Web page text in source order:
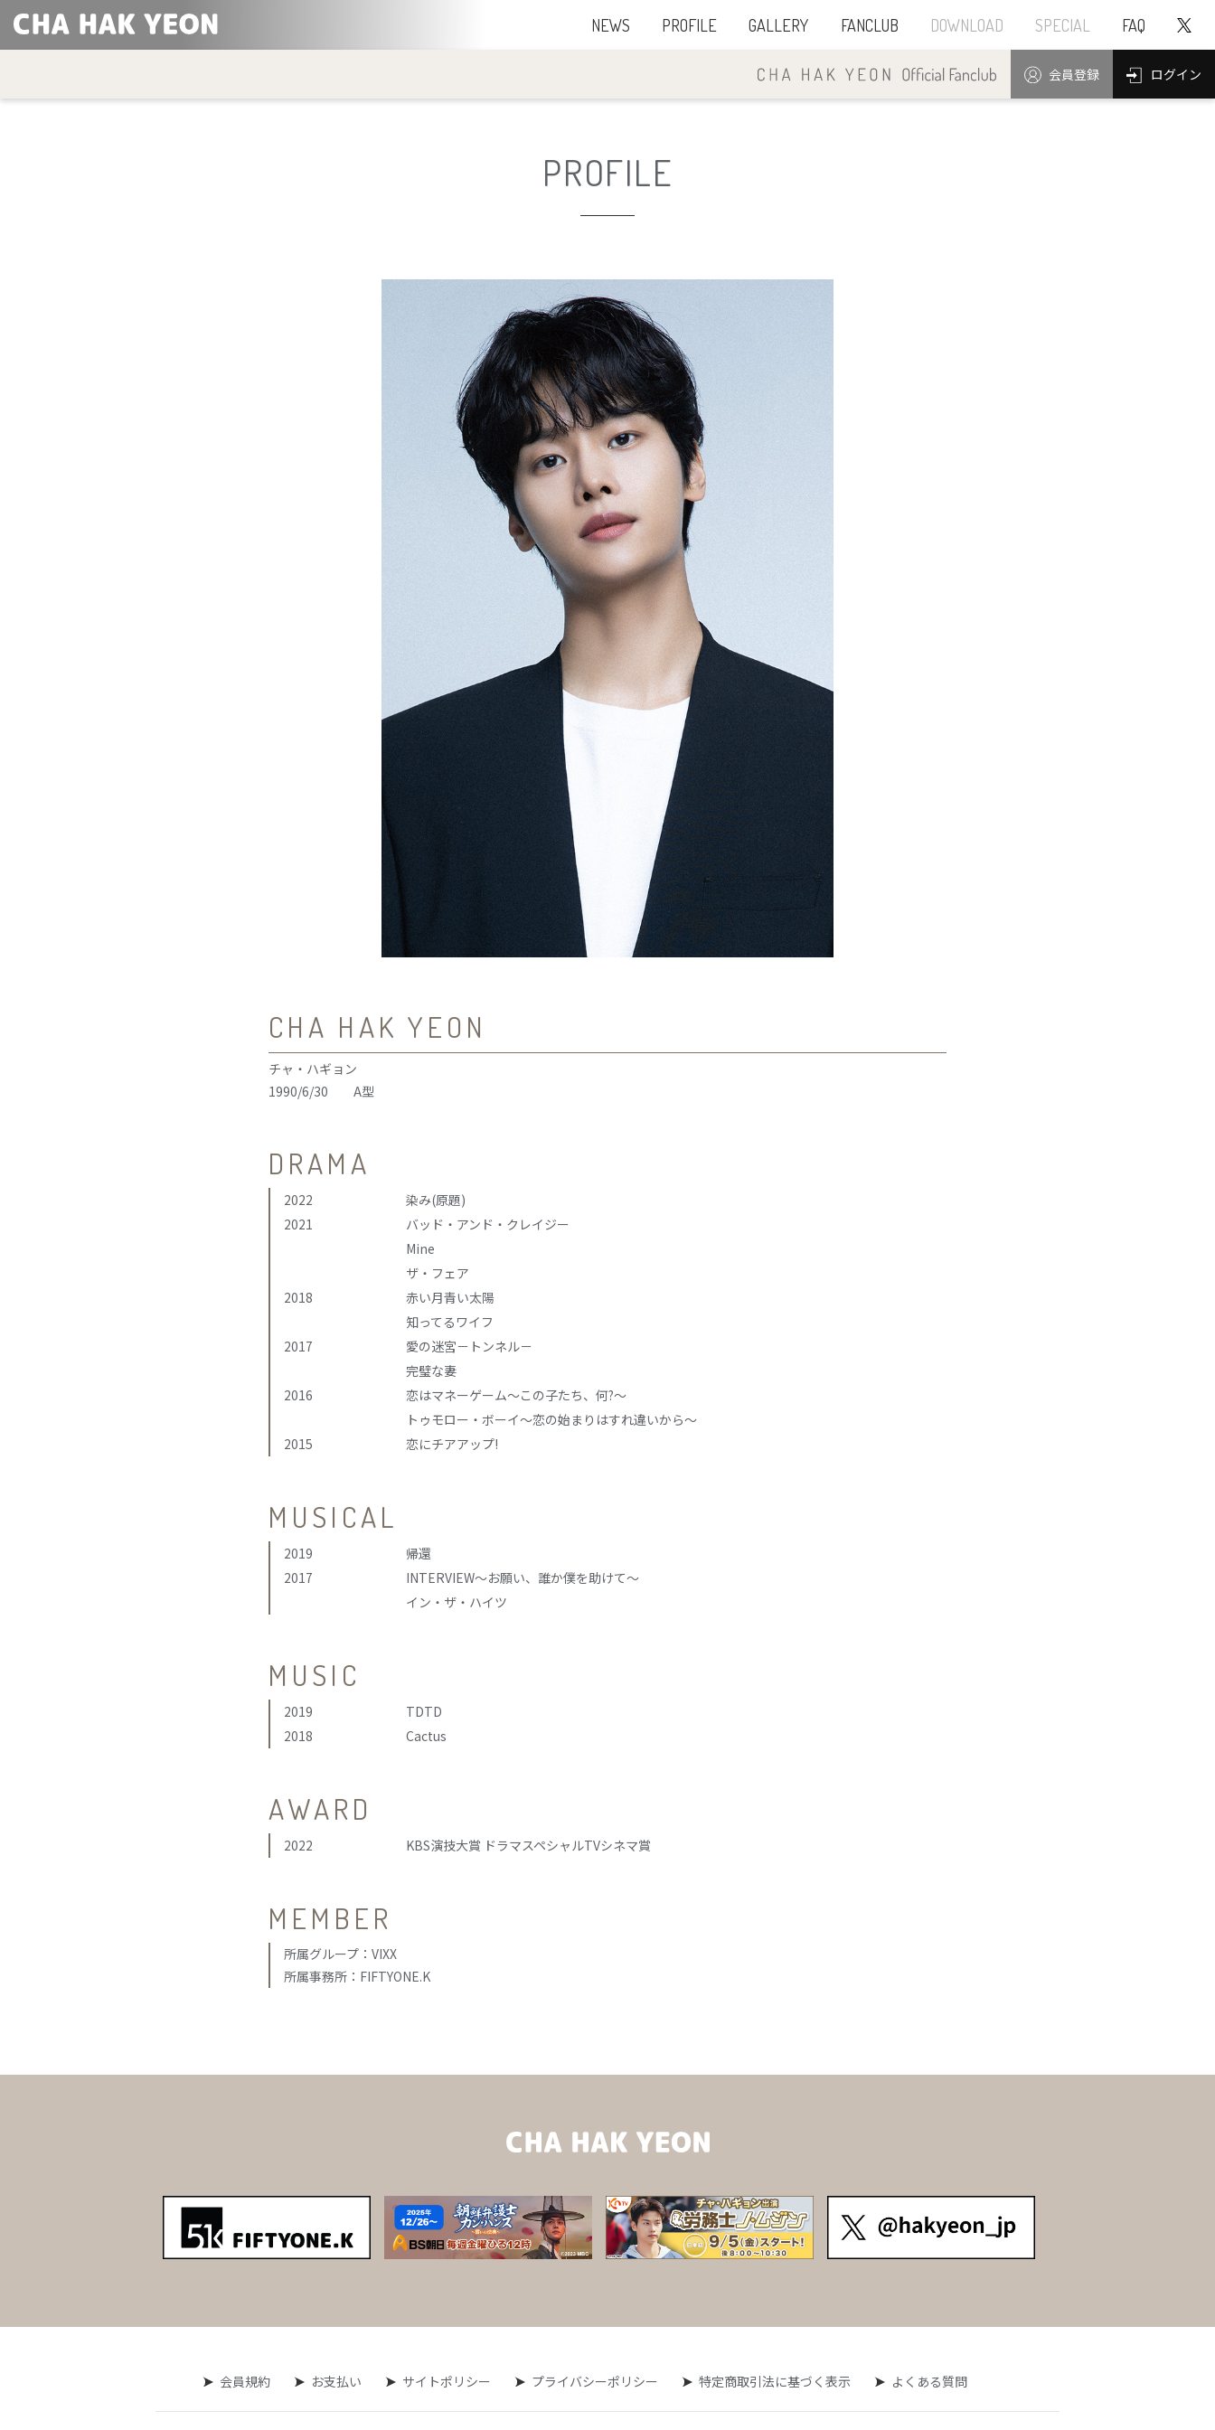
NEWS PROFILE GALLERY FANCLUB DOWNLOAD SPECIAL FAQ
会員登録 ログイン
PROFILE
CHA HAK YEON
チャ・ハギョン
1990/6/30 A型
DRAMA
2022
染み(原題)
2021
バッド・アンド・クレイジー
Mine
ザ・フェア
2018
赤い月青い太陽
知ってるワイフ
2017
愛の迷宮－トンネル－
完璧な妻
2016
恋はマネーゲーム～この子たち、何?～
トゥモロー・ボーイ～恋の始まりはすれ違いから～
2015
恋にチアアップ!
MUSICAL
2019
帰還
2017
INTERVIEW～お願い、誰か僕を助けて～
イン・ザ・ハイツ
MUSIC
2019
TDTD
2018
Cactus
AWARD
2022 KBS演技大賞 ドラマスペシャルTVシネマ賞
MEMBER
所属グループ：VIXX
所属事務所：FIFTYONE.K
会員規約 お支払い サイトポリシー プライバシーポリシー 特定商取引法に基づく表示 よくある質問